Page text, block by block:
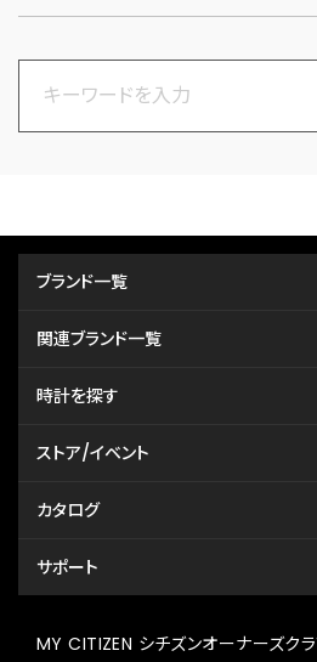
ブランド一覧
関連ブランド一覧
時計を探す
ストア/イベント
カタログ
サポート
MY CITIZEN シチズンオーナーズク